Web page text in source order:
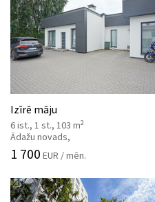
Izīrē māju
6 ist., 1 st., 103 m2
Ādažu novads,
1 700 EUR / mēn.